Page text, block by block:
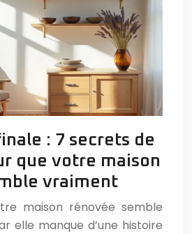
: 7 secrets de
que votre maison
vraiment
maison rénovée semble
elle manque d’une histoire